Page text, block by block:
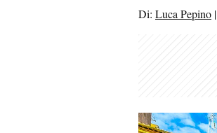
Di: Luca Pepino |